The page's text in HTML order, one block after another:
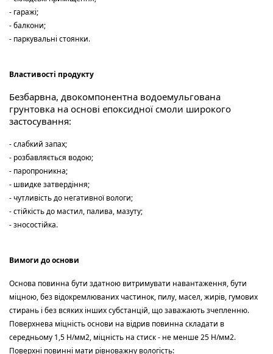
- гаражі;
- балкони;
- паркувальні стоянки.
Властивості продукту
Безбарвна, двокомпонентна водоемульгована
грунтовка на основі епоксидної смоли широкого
застосування:
- слабкий запах;
- розбавляється водою;
- паропроникна;
- швидке затвердіння;
- чутливість до негативної вологи;
- стійкість до мастил, палива, мазуту;
- зносостійка.
Вимоги до основи
Основа повинна бути здатною витримувати навантаження, бути
міцною, без відокремлюваних частинок, пилу, масел, жирів, гумових
стирань і без всяких інших субстанцій, що заважають зчепленню.
Поверхнева міцність основи на відрив повинна складати в
середньому 1,5 Н/мм2, міцність на стиск - не менше 25 Н/мм2.
Поверхні повинні мати рівноважну вологість: